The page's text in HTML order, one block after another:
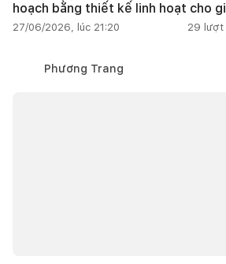
hoạch bằng thiết kế linh hoạt cho
27/06/2026, lúc 21:20 29 lượt
Phương Trang